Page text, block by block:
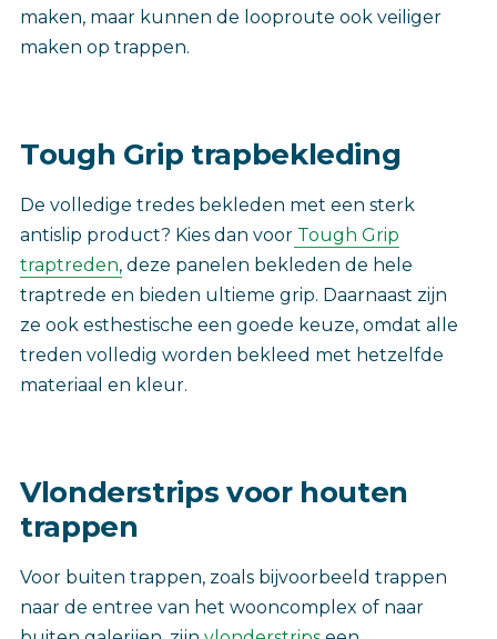
maken, maar kunnen de looproute ook veiliger
maken op trappen.
Tough Grip ‎trapbekleding
‎De volledige tredes bekleden met een sterk
antislip product? Kies dan voor Tough Grip
traptreden, deze panelen bekleden de hele
traptrede en bieden ultieme grip. Daarnaast zijn
ze ook esthestische een goede keuze, omdat alle
treden volledig worden bekleed met hetzelfde
materiaal en kleur.
‎Vlonderstrips voor houten
trappen
Voor buiten trappen, zoals bijvoorbeeld trappen
naar de entree van het wooncomplex of naar